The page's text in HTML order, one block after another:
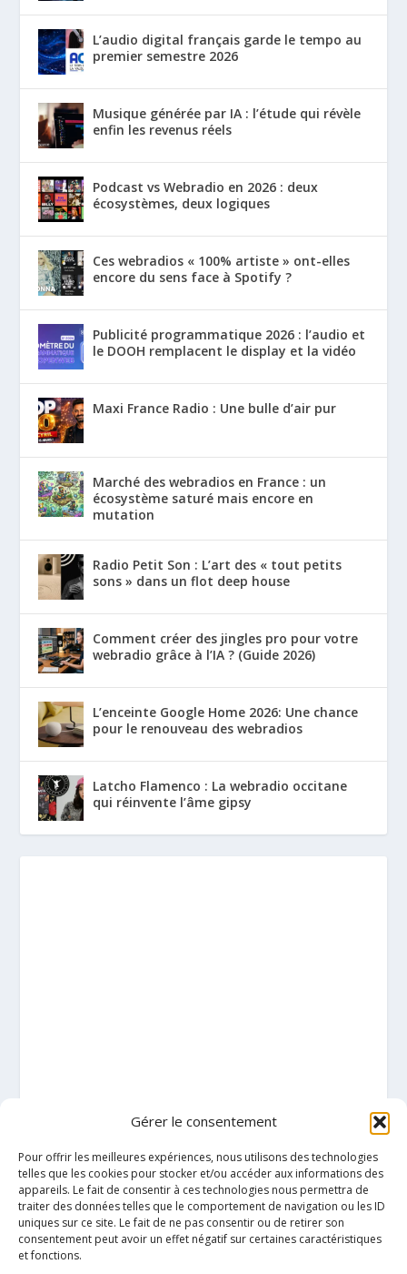
Gérer le consentement
Pour offrir les meilleures expériences, nous utilisons des technologies
telles que les cookies pour stocker et/ou accéder aux informations des
appareils. Le fait de consentir à ces technologies nous permettra de
traiter des données telles que le comportement de navigation ou les ID
uniques sur ce site. Le fait de ne pas consentir ou de retirer son
consentement peut avoir un effet négatif sur certaines caractéristiques
et fonctions.
L’audio digital français garde le tempo au
premier semestre 2026
Musique générée par IA : l’étude qui révèle
enfin les revenus réels
Podcast vs Webradio en 2026 : deux
écosystèmes, deux logiques
Ces webradios « 100% artiste » ont-elles
encore du sens face à Spotify ?
Publicité programmatique 2026 : l’audio et
le DOOH remplacent le display et la vidéo
Maxi France Radio : Une bulle d’air pur
Marché des webradios en France : un
écosystème saturé mais encore en
mutation
Radio Petit Son : L’art des « tout petits
sons » dans un flot deep house
Comment créer des jingles pro pour votre
webradio grâce à l’IA ? (Guide 2026)
L’enceinte Google Home 2026: Une chance
pour le renouveau des webradios
Latcho Flamenco : La webradio occitane
qui réinvente l’âme gipsy